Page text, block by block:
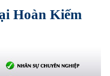
Hoàn Kiếm